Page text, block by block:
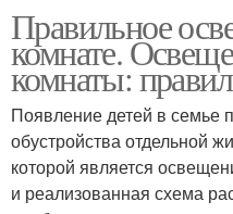
Правильное
комнате.
комнаты:
Появление детей в семье
обустройства отдельной
которой является
и реализованная схема